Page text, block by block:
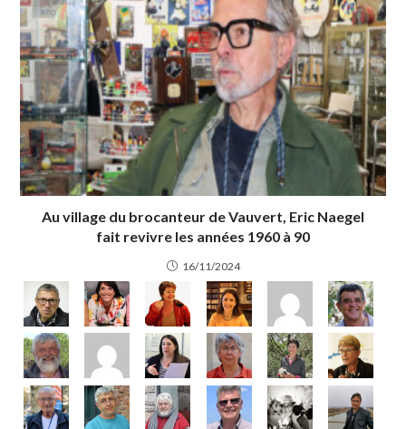
Au village du brocanteur de Vauvert, Eric Naegel
fait revivre les années 1960 à 90
16/11/2024